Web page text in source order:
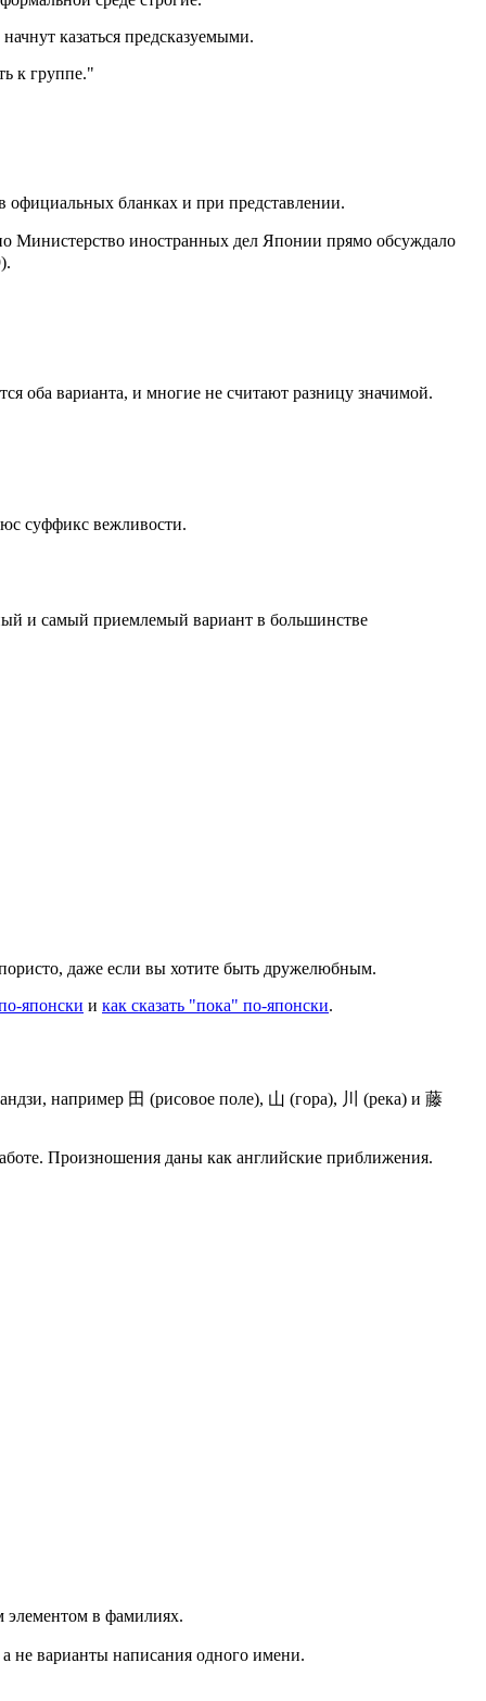
казаться предсказуемыми.
к группе."
официальных бланках и при представлении.
Министерство иностранных дел Японии прямо обсуждало
оба варианта, и многие не считают разницу значимой.
суффикс вежливости.
и самый приемлемый вариант в большинстве
даже если вы хотите быть дружелюбным.
японски и как сказать "пока" по-японски.
например 田 (рисовое поле), 山 (гора), 川 (река) и 藤
Произношения даны как английские приближения.
элементом в фамилиях.
не варианты написания одного имени.